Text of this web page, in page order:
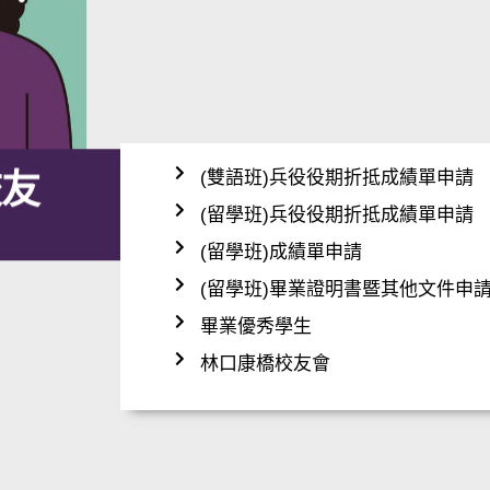
(雙語班)兵役役期折抵成績單申請
(留學班)兵役役期折抵成績單申請
(留學班)成績單申請
(留學班)畢業證明書暨其他文件申
畢業優秀學生
林口康橋校友會